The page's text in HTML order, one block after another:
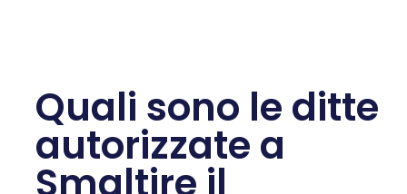
Quali sono le ditte
autorizzate a